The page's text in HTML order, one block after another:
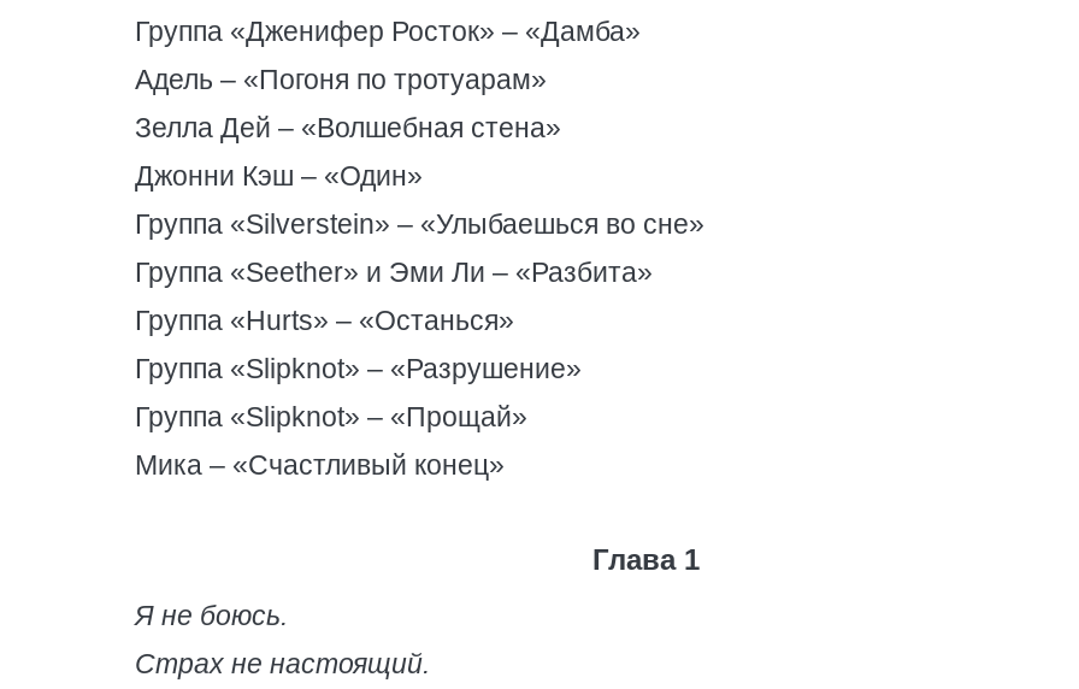
Группа «Дженифер Росток» – «Дамба»
Адель – «Погоня по тротуарам»
Зелла Дей – «Волшебная стена»
Джонни Кэш – «Один»
Группа «Silverstein» – «Улыбаешься во сне»
Группа «Seether» и Эми Ли – «Разбита»
Группа «Hurts» – «Останься»
Группа «Slipknot» – «Разрушение»
Группа «Slipknot» – «Прощай»
Мика – «Счастливый конец»
Глава 1
Я не боюсь.
Страх не настоящий.